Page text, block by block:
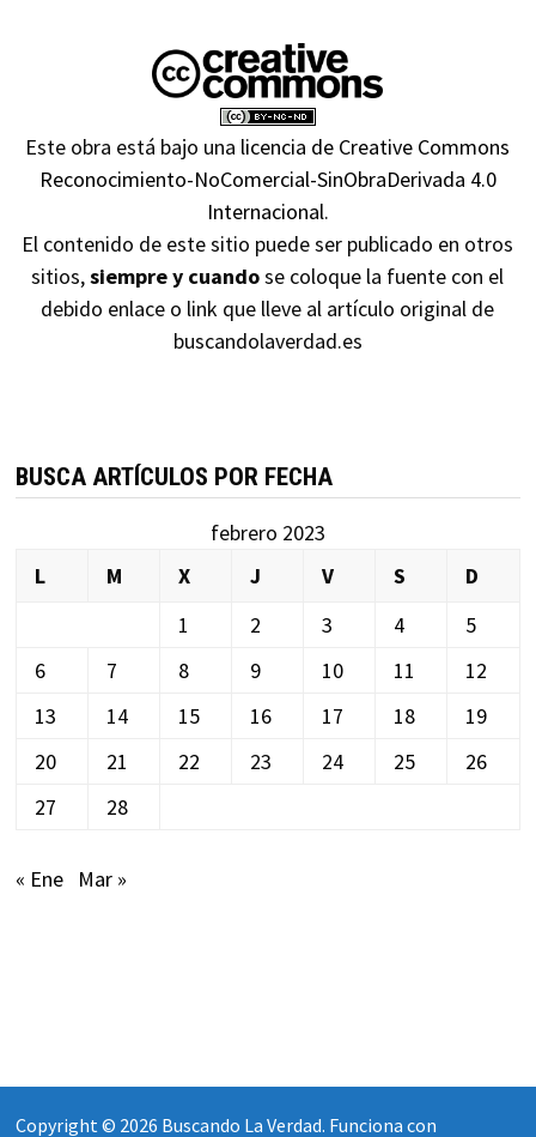
Este obra está bajo una licencia de Creative Commons
Reconocimiento-NoComercial-SinObraDerivada 4.0
Internacional.
El contenido de este sitio puede ser publicado en otros
sitios,siempre y cuandose coloque la fuente con el
debido enlace o link que lleve al artículo original de
buscandolaverdad.es
BUSCA ARTÍCULOS POR FECHA
febrero 2023
L
M X J V S
D
1
2 3 4
5
6
7 8 9 10 11
12
13
14 15 16 17 18
19
20
21 22 23 24 25
26
27
28
« Ene Mar »
Copyright © 2026 Buscando La Verdad. Funciona con